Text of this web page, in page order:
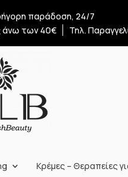
παράδοση, 24/7
άνω των 40€ Τηλ.
Κρέμες – Θεραπείες